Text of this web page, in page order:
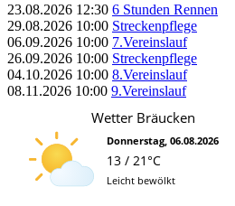
23.08.2026 12:30 6 Stunden Rennen
29.08.2026 10:00 Streckenpflege
06.09.2026 10:00 7.Vereinslauf
26.09.2026 10:00 Streckenpflege
04.10.2026 10:00 8.Vereinslauf
08.11.2026 10:00 9.Vereinslauf
Wetter Bräucken
Donnerstag, 06.08.2026
13 / 21°C
Leicht bewölkt